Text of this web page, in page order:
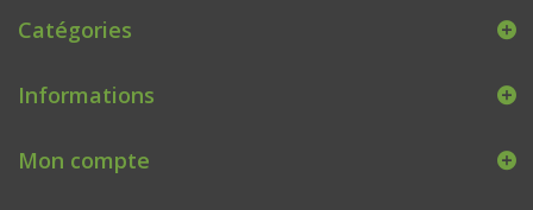
Catégories
Informations
Mon compte